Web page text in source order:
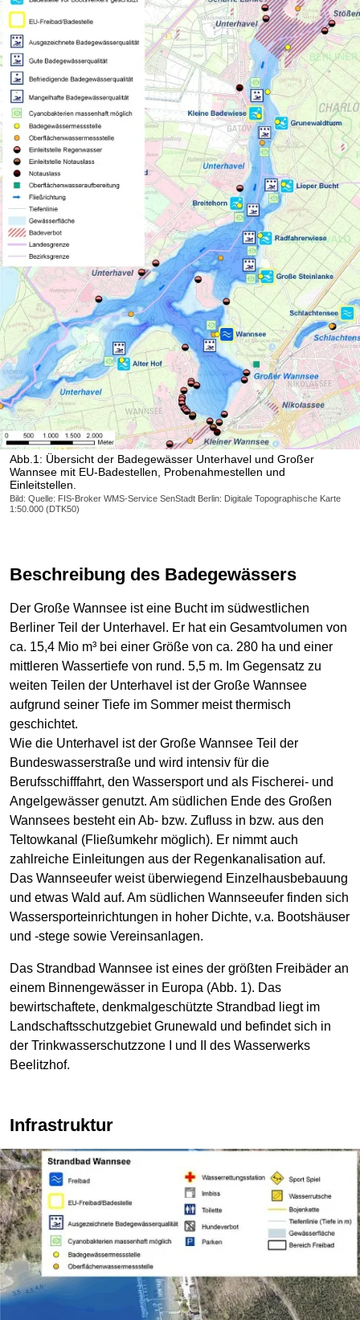
Abb.1: Übersicht der Badegewässer Unterhavel und Großer
Wannsee mit EU-Badestellen, Probenahmestellen und
Einleitstellen.
Bild: Quelle: FIS-Broker WMS-Service SenStadt Berlin: Digitale Topographische Karte
1:50.000 (DTK50)
Beschreibung des Badegewässers
Der Große Wannsee ist eine Bucht im südwestlichen
Berliner Teil der Unterhavel. Er hat ein Gesamtvolumen von
ca. 15,4 Mio m³ bei einer Größe von ca. 280 ha und einer
mittleren Wassertiefe von rund. 5,5 m. Im Gegensatz zu
weiten Teilen der Unterhavel ist der Große Wannsee
aufgrund seiner Tiefe im Sommer meist thermisch
geschichtet.
Wie die Unterhavel ist der Große Wannsee Teil der
Bundeswasserstraße und wird intensiv für die
Berufsschifffahrt, den Wassersport und als Fischerei- und
Angelgewässer genutzt. Am südlichen Ende des Großen
Wannsees besteht ein Ab- bzw. Zufluss in bzw. aus den
Teltowkanal (Fließumkehr möglich). Er nimmt auch
zahlreiche Einleitungen aus der Regenkanalisation auf.
Das Wannseeufer weist überwiegend Einzelhausbebauung
und etwas Wald auf. Am südlichen Wannseeufer finden sich
Wassersporteinrichtungen in hoher Dichte, v.a. Bootshäuser
und -stege sowie Vereinsanlagen.
Das Strandbad Wannsee ist eines der größten Freibäder an
einem Binnengewässer in Europa (Abb. 1). Das
bewirtschaftete, denkmalgeschützte Strandbad liegt im
Landschaftsschutzgebiet Grunewald und befindet sich in
der Trinkwasserschutzzone I und II des Wasserwerks
Beelitzhof.
Infrastruktur